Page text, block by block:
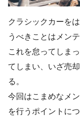
クラシックカーを
うべきことはメンテ
これを怠ってしま
てしまい、いざ売
る。
今回はこまめなメ
を行うポイントに